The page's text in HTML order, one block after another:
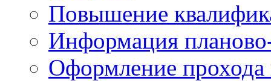
Повышение
Информация
Оформление прохода